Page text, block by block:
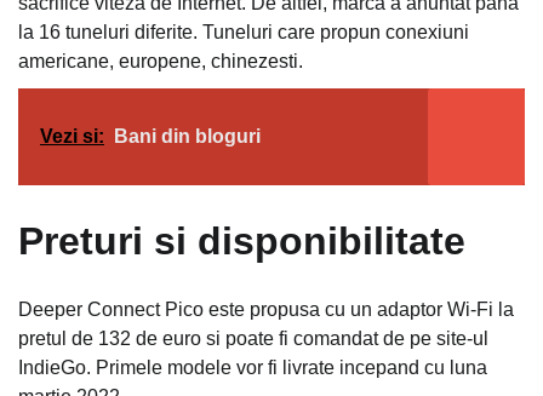
la 16 tuneluri diferite. Tuneluri care propun conexiuni
americane, europene, chinezesti.
Vezi si: Bani din bloguri
Preturi si disponibilitate
Deeper Connect Pico este propusa cu un adaptor Wi-Fi la
pretul de 132 de euro si poate fi comandat de pe site-ul
IndieGo. Primele modele vor fi livrate incepand cu luna